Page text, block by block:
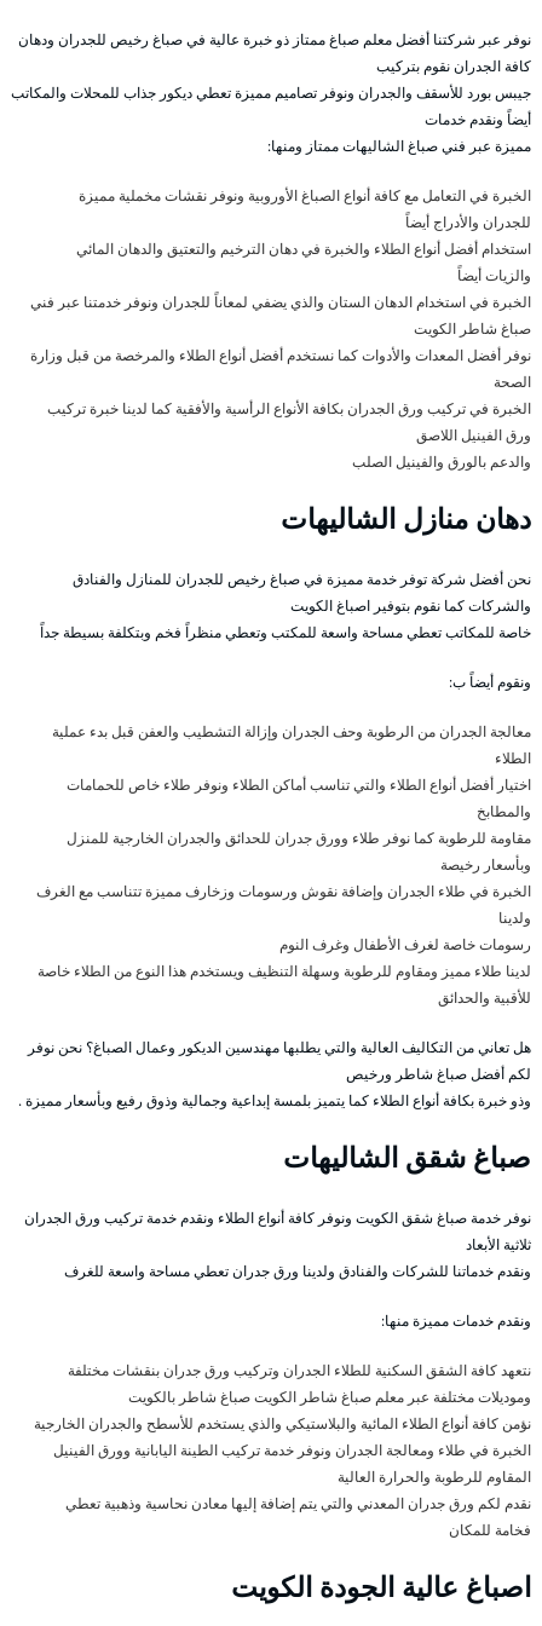
نوفر عبر شركتنا أفضل معلم صباغ ممتاز ذو خبرة عالية في صباغ رخيص للجدران ودهان
كافة الجدران نقوم بتركيب
جيبس بورد للأسقف والجدران ونوفر تصاميم مميزة تعطي ديكور جذاب للمحلات والمكاتب
أيضاً ونقدم خدمات
مميزة عبر فني صباغ الشاليهات ممتاز ومنها:
الخبرة في التعامل مع كافة أنواع الصباغ الأوروبية ونوفر نقشات مخملية مميزة
للجدران والأدراج أيضاً
استخدام أفضل أنواع الطلاء والخبرة في دهان الترخيم والتعتيق والدهان المائي
والزيات أيضاً
الخبرة في استخدام الدهان الستان والذي يضفي لمعاناً للجدران ونوفر خدمتنا عبر فني
صباغ شاطر الكويت
نوفر أفضل المعدات والأدوات كما نستخدم أفضل أنواع الطلاء والمرخصة من قبل وزارة
الصحة
الخبرة في تركيب ورق الجدران بكافة الأنواع الرأسية والأفقية كما لدينا خبرة تركيب
ورق الفينيل اللاصق
والدعم بالورق والفينيل الصلب
دهان منازل الشاليهات
نحن أفضل شركة توفر خدمة مميزة في صباغ رخيص للجدران للمنازل والفنادق
والشركات كما نقوم بتوفير اصباغ الكويت
خاصة للمكاتب تعطي مساحة واسعة للمكتب وتعطي منظراً فخم وبتكلفة بسيطة جداً
ونقوم أيضاً ب:
معالجة الجدران من الرطوبة وحف الجدران وإزالة التشطيب والعفن قبل بدء عملية
الطلاء
اختيار أفضل أنواع الطلاء والتي تناسب أماكن الطلاء ونوفر طلاء خاص للحمامات
والمطابخ
مقاومة للرطوبة كما نوفر طلاء وورق جدران للحدائق والجدران الخارجية للمنزل
وبأسعار رخيصة
الخبرة في طلاء الجدران وإضافة نقوش ورسومات وزخارف مميزة تتناسب مع الغرف
ولدينا
رسومات خاصة لغرف الأطفال وغرف النوم
لدينا طلاء مميز ومقاوم للرطوبة وسهلة التنظيف ويستخدم هذا النوع من الطلاء خاصة
للأقبية والحدائق
هل تعاني من التكاليف العالية والتي يطلبها مهندسين الديكور وعمال الصباغ؟ نحن نوفر
لكم أفضل صباغ شاطر ورخيص
وذو خبرة بكافة أنواع الطلاء كما يتميز بلمسة إبداعية وجمالية وذوق رفيع وبأسعار مميزة .
صباغ شقق الشاليهات
نوفر خدمة صباغ شقق الكويت ونوفر كافة أنواع الطلاء ونقدم خدمة تركيب ورق الجدران
ثلاثية الأبعاد
ونقدم خدماتنا للشركات والفنادق ولدينا ورق جدران تعطي مساحة واسعة للغرف
ونقدم خدمات مميزة منها:
نتعهد كافة الشقق السكنية للطلاء الجدران وتركيب ورق جدران بنقشات مختلفة
وموديلات مختلفة عبر معلم صباغ شاطر الكويت صباغ شاطر بالكويت
نؤمن كافة أنواع الطلاء المائية والبلاستيكي والذي يستخدم للأسطح والجدران الخارجية
الخبرة في طلاء ومعالجة الجدران ونوفر خدمة تركيب الطينة اليابانية وورق الفينيل
المقاوم للرطوبة والحرارة العالية
نقدم لكم ورق جدران المعدني والتي يتم إضافة إليها معادن نحاسية وذهبية تعطي
فخامة للمكان
اصباغ عالية الجودة الكويت